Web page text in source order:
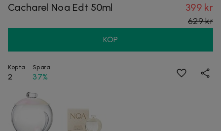
Cacharel Noa Edt 50ml 399 kr
629 kr
KÖP
Köpta
2
Spara
37%